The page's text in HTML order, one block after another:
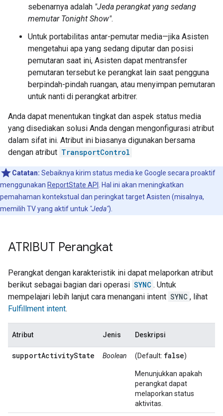
sebenarnya adalah "Jeda perangkat yang sedang
memutar Tonight Show".
Untuk portabilitas antar-pemutar media—jika Asisten
mengetahui apa yang sedang diputar dan posisi
pemutaran saat ini, Asisten dapat mentransfer
pemutaran tersebut ke perangkat lain saat pengguna
berpindah-pindah ruangan, atau menyimpan pemutaran
untuk nanti di perangkat arbitrer.
Anda dapat menentukan tingkat dan aspek status media
yang disediakan solusi Anda dengan mengonfigurasi atribut
dalam sifat ini. Atribut ini biasanya digunakan bersama
dengan atribut TransportControl
Catatan: Sebaiknya kirim status media ke Google secara proaktif
menggunakan ReportState API
. Hal ini akan meningkatkan
pemahaman kontekstual dan peringkat target Asisten (misalnya,
memilih TV yang aktif untuk "Jeda").
ATRIBUT Perangkat
Perangkat dengan karakteristik ini dapat melaporkan atribut
berikut sebagai bagian dari operasi SYNC . Untuk
mempelajari lebih lanjut cara menangani intent SYNC , lihat
Fulfillment intent.
Atribut Jenis Deskripsi
supportActivityState Boolean (Default: false)
Menunjukkan apakah
perangkat dapat
melaporkan status
aktivitas.